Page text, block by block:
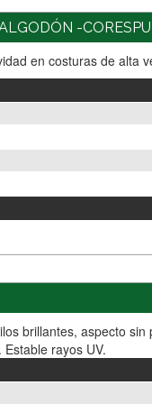
-
en costuras de alta
brillantes, aspecto
rayos UV.